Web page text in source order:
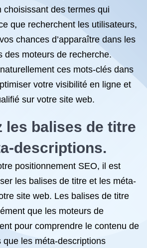
choisissant des termes qui
que recherchent les utilisateurs,
chances d’apparaître dans les
des moteurs de recherche.
ces mots-clés dans
votre visibilité en ligne et
sur votre site web.
les balises de titre
descriptions.
positionnement SEO, il est
les balises de titre et les méta-
site web. Les balises de titre
que les moteurs de
pour comprendre le contenu de
que les méta-descriptions